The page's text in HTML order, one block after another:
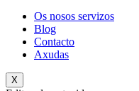
Os nosos servizos
Blog
Contacto
Axudas
X